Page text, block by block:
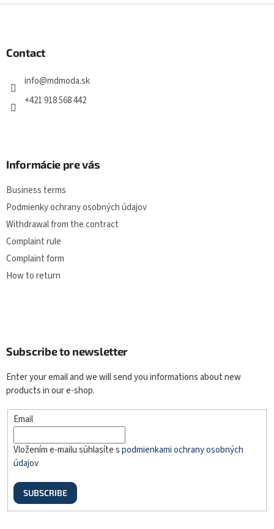
Contact
info@mdmoda.sk
+421 918 568 442
Informácie pre vás
Business terms
Podmienky ochrany osobných údajov
Withdrawal from the contract
Complaint rule
Complaint form
How to return
Subscribe to newsletter
Enter your email and we will send you informations about new
products in our e-shop.
Email
Vložením e-mailu súhlasíte spodmienkami ochrany osobných
údajov
SUBSCRIBE